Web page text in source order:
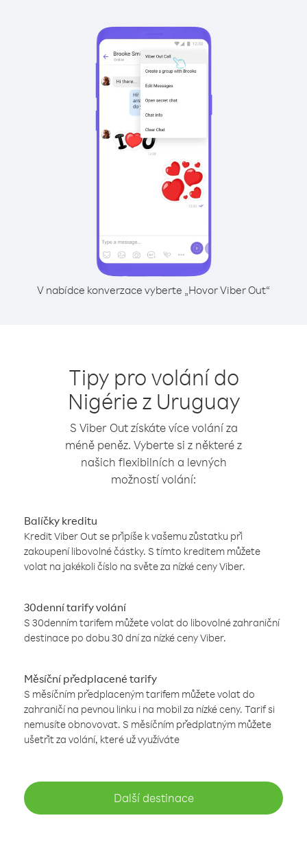
V nabídce konverzace vyberte „Hovor Viber Out“
Tipy pro volání do
Nigérie z Uruguay
S Viber Out získáte více volání za
méně peněz. Vyberte si z některé z
našich flexibilních a levných
možností volání:
Balíčky kreditu
Kredit Viber Out se připíše k vašemu zůstatku při
zakoupení libovolné částky. S tímto kreditem můžete
volat na jakékoli číslo na světe za nízké ceny Viber.
30denní tarify volání
S 30denním tarifem můžete volat do libovolné zahraniční
destinace po dobu 30 dní za nízké ceny Viber.
Měsíční předplacené tarify
S měsíčním předplaceným tarifem můžete volat do
zahraničí na pevnou linku i na mobil za nízké ceny. Tarif si
nemusíte obnovovat. S měsíčním předplatným můžete
ušetřit za volání, které už využíváte
Další destinace